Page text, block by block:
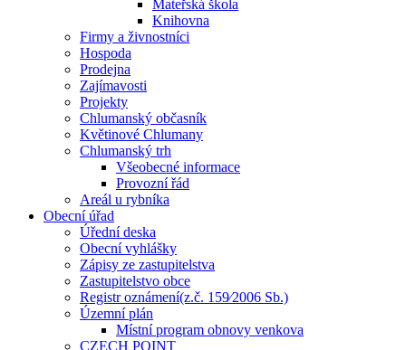
Mateřská škola
Knihovna
Firmy a živnostníci
Hospoda
Prodejna
Zajímavosti
Projekty
Chlumanský občasník
Květinové Chlumany
Chlumanský trh
Všeobecné informace
Provozní řád
Areál u rybníka
Obecní úřad
Úřední deska
Obecní vyhlášky
Zápisy ze zastupitelstva
Zastupitelstvo obce
Registr oznámení(z.č. 159⁄2006 Sb.)
Územní plán
Místní program obnovy venkova
CZECH POINT